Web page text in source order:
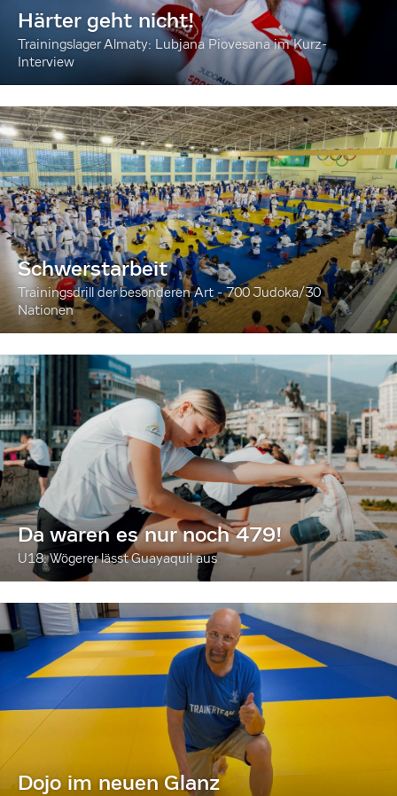
Härter geht nicht!
Trainingslager Almaty: Lubjana Piovesana im Kurz-
Interview
Schwerstarbeit
Trainingsdrill der besonderen Art - 700 Judoka/30
Nationen
Da waren es nur noch 479!
U18: Wögerer lässt Guayaquil aus
Dojo im neuen Glanz